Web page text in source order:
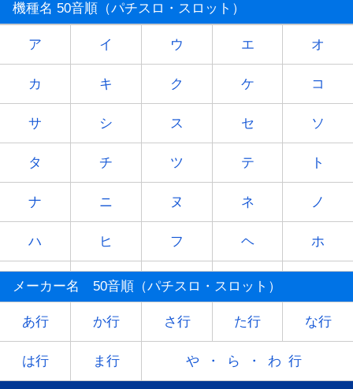
機種名 50音順（パチスロ・スロット）
ア イ ウ エ オ
カ キ ク ケ コ
サ シ ス セ ソ
タ チ ツ テ ト
ナ ニ ヌ ネ ノ
ハ ヒ フ ヘ ホ
マ ミ ム メ
ヤ - ユ - ヨ
ラ リ レ
メーカー名 50音順（パチスロ・スロット）
あ行 か行 さ行 た行 な行
は行 ま行 や・ら・わ行